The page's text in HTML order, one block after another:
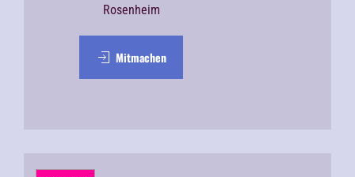
Rosenheim
Mitmachen